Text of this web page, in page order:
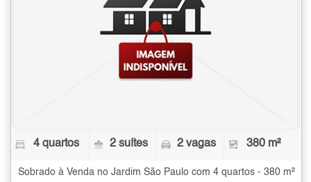
4 quartos 2 suítes 2 vagas 380 m²
Sobrado à Venda no Jardim São Paulo com 4 quartos - 380 m²